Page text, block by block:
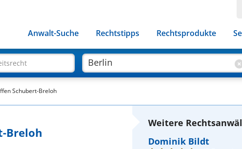
Anwalt-Suche Rechtstipps Rechtsprodukte
Schubert-Breloh
Breloh
Weitere
Dominik Bildt